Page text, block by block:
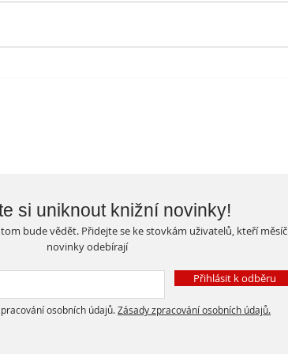
si uniknout knižní novinky!
bude vědět. Přidejte se ke stovkám uživatelů, kteří
novinky odebírají
Přihlásit k odběru
osobních údajů.Zásady zpracování osobních údajů.